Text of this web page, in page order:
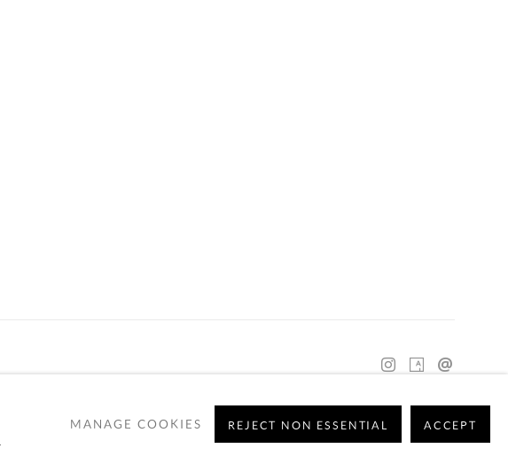
MANAGE COOKIES REJECT NON ESSENTIAL ACCEPT